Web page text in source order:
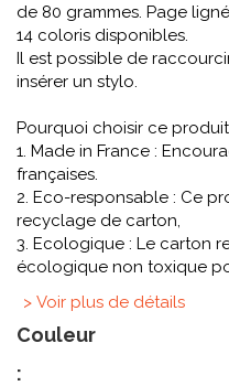
de 80 grammes. Page
14 coloris disponibles.
Il est possible de
insérer un stylo.
Pourquoi choisir ce produit
1. Made in France :
françaises.
2. Eco-responsable : Ce
recyclage de carton,
3. Ecologique : Le carton
écologique non toxique
> Voir plus de détails
Couleur
: